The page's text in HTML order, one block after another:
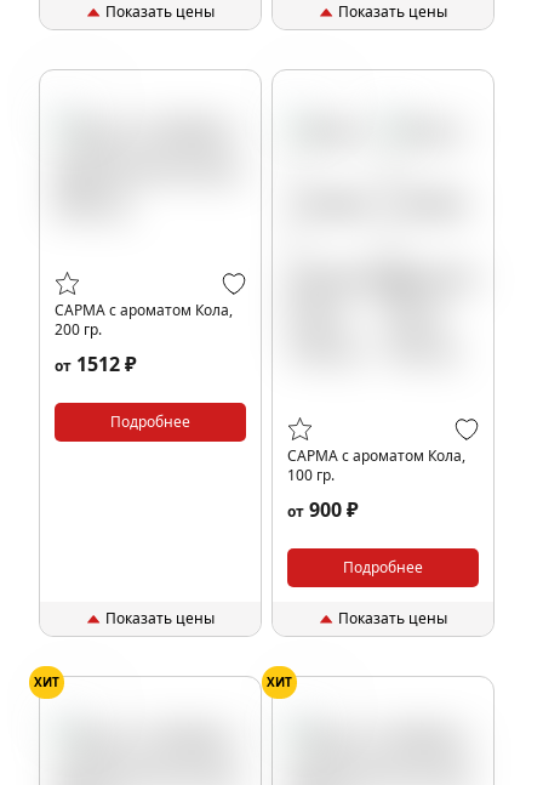
Показать цены Показать цены
САРМА с ароматом Кола,
200 гр.
от 1512 ₽
Подробнее
Показать цены
САРМА с ароматом Кола,
100 гр.
от 900 ₽
Подробнее
Показать цены
ХИТ
ХИТ